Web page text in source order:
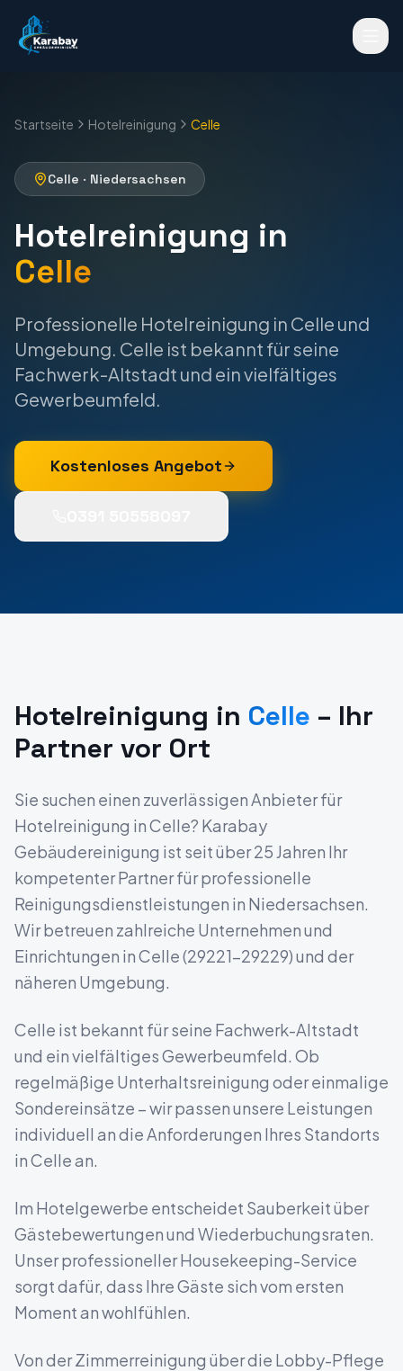
Startseite Hotelreinigung Celle
Celle · Niedersachsen
Hotelreinigung in
Celle
Professionelle Hotelreinigung in Celle und
Umgebung. Celle ist bekannt für seine
Fachwerk-Altstadt und ein vielfältiges
Gewerbeumfeld.
Kostenloses Angebot
Hotelreinigung in Celle – Ihr
Partner vor Ort
Sie suchen einen zuverlässigen Anbieter für
Hotelreinigung inCelle? Karabay
Gebäudereinigung ist seit über 25 Jahren Ihr
kompetenter Partner für professionelle
Reinigungsdienstleistungen in Niedersachsen.
Wir betreuen zahlreiche Unternehmen und
Einrichtungen inCelle(29221-29229) und der
näheren Umgebung.
Celle ist bekannt für seine Fachwerk-Altstadt
und ein vielfältiges Gewerbeumfeld. Ob
regelmäßige Unterhaltsreinigung oder einmalige
Sondereinsätze – wir passen unsere Leistungen
individuell an die Anforderungen Ihres Standorts
inCellean.
Im Hotelgewerbe entscheidet Sauberkeit über
Gästebewertungen und Wiederbuchungsraten.
Unser professioneller Housekeeping-Service
sorgt dafür, dass Ihre Gäste sich vom ersten
Moment an wohlfühlen.
Von der Zimmerreinigung über die Lobby-Pflege